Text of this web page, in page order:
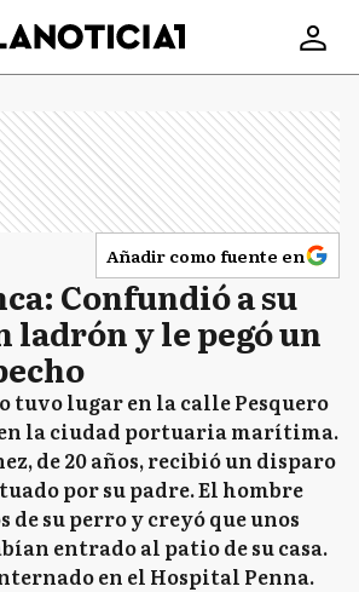
Añadir como fuente en
Confundió a su
ladrón y le pegó un
tuvo lugar en la calle Pesquero
la ciudad portuaria marítima.
de 20 años, recibió un disparo
por su padre. El hombre
de su perro y creyó que unos
entrado al patio de su casa.
en el Hospital Penna.